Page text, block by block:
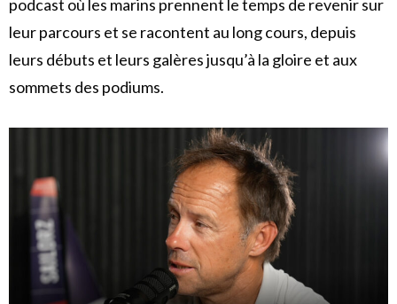
podcast où les marins prennent le temps de revenir sur
leur parcours et se racontent au long cours, depuis
leurs débuts et leurs galères jusqu’à la gloire et aux
sommets des podiums.